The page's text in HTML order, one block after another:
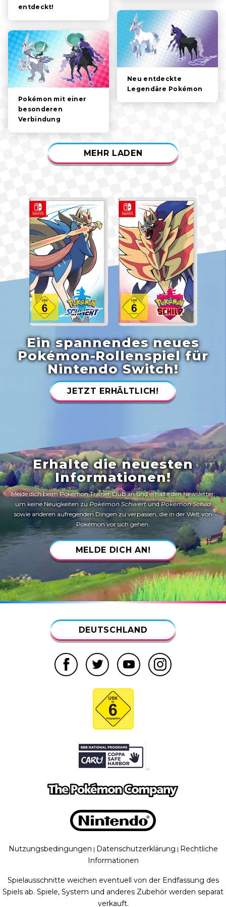
SPIELFUNKTIONEN
VIDEOS
entdeckt!
Neu entdeckte
Legendäre Pokémon
Pokémon mit einer
besonderen
Verbindung
MEHR LADEN
Ein spannendes neues
Pokémon-Rollenspiel für
Nintendo Switch!
JETZT ERHÄLTLICH!
Erhalte die neuesten
Informationen!
Melde dich beim Pokémon Trainer Club an und erhalte den Newsletter,
um keine Neuigkeiten zu Pokémon Schwert undPokémon Schild
sowie anderen aufregenden Dingen zu verpassen, die in der Welt von
Pokémon vor sich gehen.
MELDE DICH AN!
DEUTSCHLAND
Nutzungsbedingungen | Datenschutzerklärung | Rechtliche
Informationen
Spielausschnitte weichen eventuell von der Endfassung des
Spiels ab. Spiele, System und anderes Zubehör werden separat
verkauft.